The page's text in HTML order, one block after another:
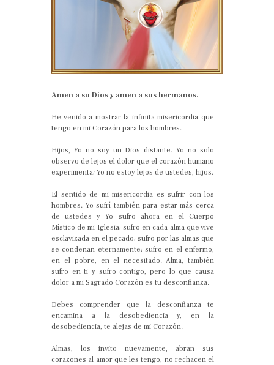
Amen a su Dios y amen a sus hermanos.
He venido a mostrar la infinita misericordia que
tengo en mi Corazón para los hombres.
Hijos, Yo no soy un Dios distante. Yo no solo
observo de lejos el dolor que el corazón humano
experimenta; Yo no estoy lejos de ustedes, hijos.
El sentido de mi misericordia es sufrir con los
hombres. Yo sufrí también para estar más cerca
de ustedes y Yo sufro ahora en el Cuerpo
Místico de mi Iglesia; sufro en cada alma que vive
esclavizada en el pecado; sufro por las almas que
se condenan eternamente; sufro en el enfermo,
en el pobre, en el necesitado. Alma, también
sufro en ti y sufro contigo, pero lo que causa
dolor a mi Sagrado Corazón es tu desconfianza.
Debes comprender que la desconfianza te
encamina a la desobediencia y, en la
desobediencia, te alejas de mi Corazón.
Almas, los invito nuevamente, abran sus
corazones al amor que les tengo, no rechacen el